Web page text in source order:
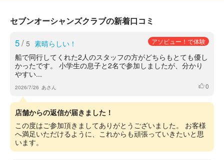
セブンオーシャンズクラブの新着口コミ
5/ 5 素晴らしい！ アソビュー！で体験
船で同行してくれた2人のスタッフの方がどちらもとても優し
かったです。 小学生の息子と2名で参加しましたが、分かり
やすい...
2026/7/26 あさん いいね
0
店舗からの返信が届きました！
この度はご参加頂きましてありがとうございました。 お客様
へ満足いただけるように、これからも頑張っていきたいと思
います。